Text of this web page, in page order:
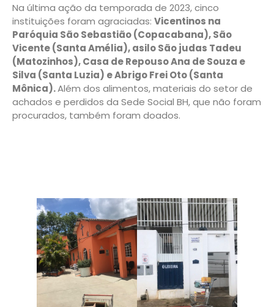
Na última ação da temporada de 2023, cinco
instituições foram agraciadas: Vicentinos na
Paróquia São Sebastião (Copacabana), São
Vicente (Santa Amélia), asilo São judas Tadeu
(Matozinhos), Casa de Repouso Ana de Souza e
Silva (Santa Luzia) e Abrigo Frei Oto (Santa
Mônica).Além dos alimentos, materiais do setor de
achados e perdidos da Sede Social BH, que não foram
procurados, também foram doados.